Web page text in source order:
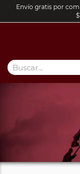
Envío gratis por